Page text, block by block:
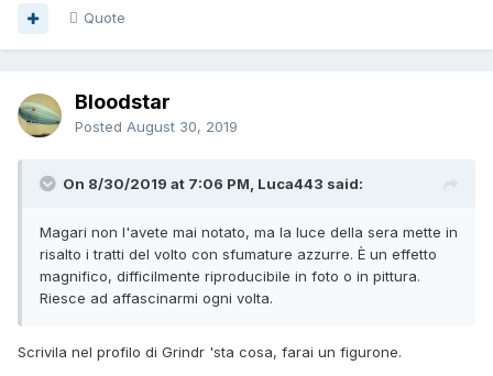
Quote
Bloodstar
Posted August 30, 2019
On 8/30/2019 at 7:06 PM, Luca443 said:
Magari non l'avete mai notato, ma la luce della sera mette in
risalto i tratti del volto con sfumature azzurre. È un effetto
magnifico, difficilmente riproducibile in foto o in pittura.
Riesce ad affascinarmi ogni volta.
Scrivila nel profilo di Grindr 'sta cosa, farai un figurone.